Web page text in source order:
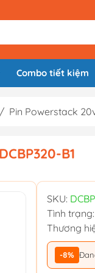
Combo tiết kiệm
/ Pin Powerstack
B1
SKU:
Tình trạng:
Thương
-8%